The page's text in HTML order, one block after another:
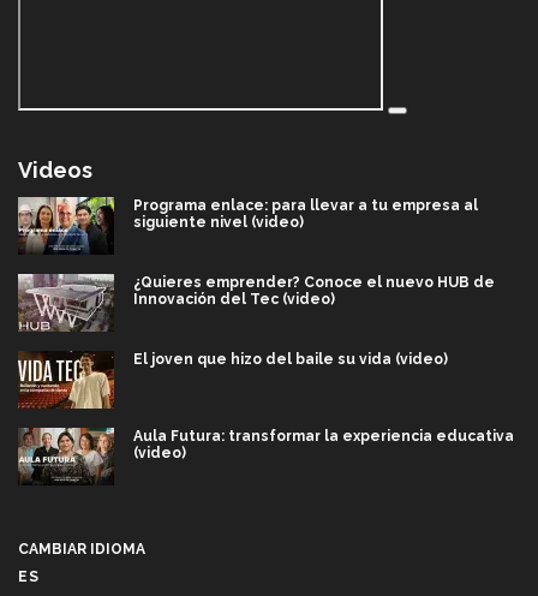
Videos
Programa enlace: para llevar a tu empresa al
siguiente nivel (video)
¿Quieres emprender? Conoce el nuevo HUB de
Innovación del Tec (video)
El joven que hizo del baile su vida (video)
Aula Futura: transformar la experiencia educativa
(video)
CAMBIAR IDIOMA
ES